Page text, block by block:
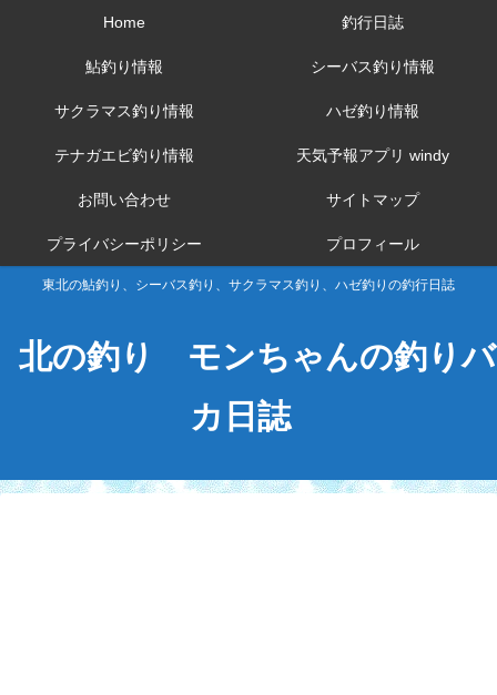
東北の鮎釣り、シーバス釣り、サクラマス釣り、ハゼ釣りの釣行日誌
北の釣り モンちゃんの釣りバ
カ日誌
Home 釣行日誌
鮎釣り情報 シーバス釣り情報
サクラマス釣り情報 ハゼ釣り情報
テナガエビ釣り情報 天気予報アプリ windy
お問い合わせ サイトマップ
プライバシーポリシー プロフィール